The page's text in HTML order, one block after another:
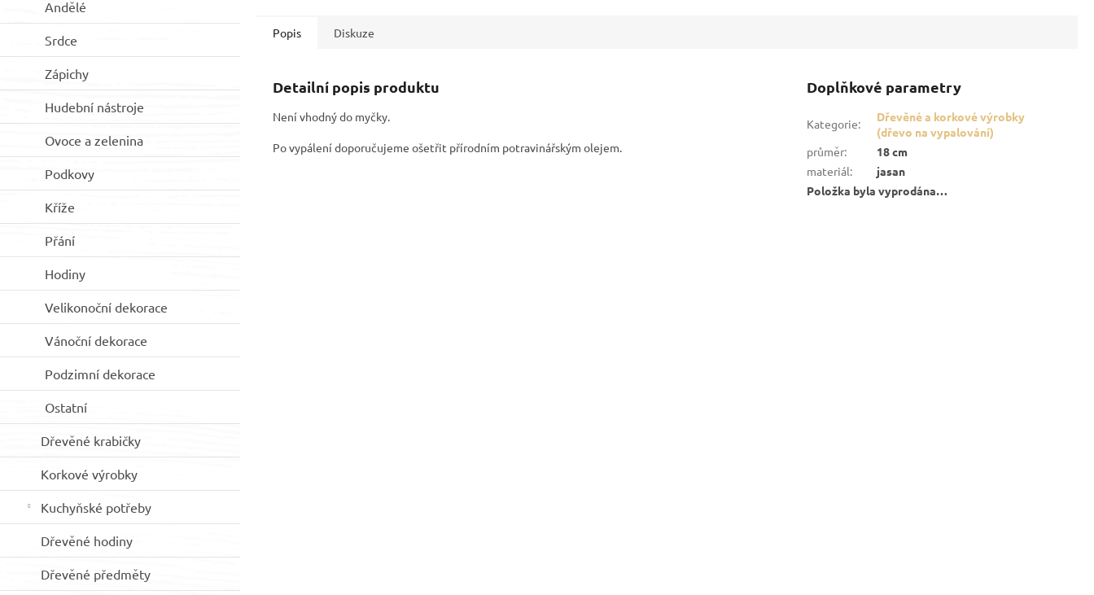
Andělé
Srdce
Zápichy
Hudební nástroje
Ovoce a zelenina
Podkovy
Kříže
Přání
Hodiny
Velikonoční dekorace
Vánoční dekorace
Podzimní dekorace
Ostatní
Dřevěné krabičky
Korkové výrobky
Kuchyňské potřeby
Dřevěné hodiny
Dřevěné předměty
Popis Diskuze
Detailní popis produktu
Není vhodný do myčky.
Po vypálení doporučujeme ošetřit přírodním potravinářským olejem.
Doplňkové parametry
Kategorie:
Dřevěné a korkové výrobky
(dřevo na vypalování)
průměr:
18 cm
materiál:
jasan
Položka byla vyprodána…